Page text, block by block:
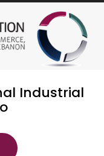
Industrial